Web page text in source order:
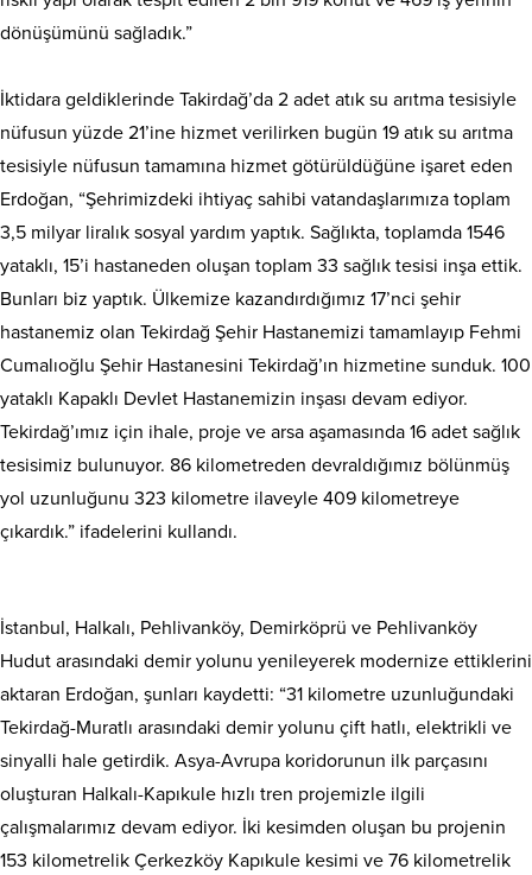
dönüşümünü sağladık.”
İktidara geldiklerinde Takirdağ’da 2 adet atık su arıtma tesisiyle
nüfusun yüzde 21’ine hizmet verilirken bugün 19 atık su arıtma
tesisiyle nüfusun tamamına hizmet götürüldüğüne işaret eden
Erdoğan, “Şehrimizdeki ihtiyaç sahibi vatandaşlarımıza toplam
3,5 milyar liralık sosyal yardım yaptık. Sağlıkta, toplamda 1546
yataklı, 15’i hastaneden oluşan toplam 33 sağlık tesisi inşa ettik.
Bunları biz yaptık. Ülkemize kazandırdığımız 17’nci şehir
hastanemiz olan Tekirdağ Şehir Hastanemizi tamamlayıp Fehmi
Cumalıoğlu Şehir Hastanesini Tekirdağ’ın hizmetine sunduk. 100
yataklı Kapaklı Devlet Hastanemizin inşası devam ediyor.
Tekirdağ’ımız için ihale, proje ve arsa aşamasında 16 adet sağlık
tesisimiz bulunuyor. 86 kilometreden devraldığımız bölünmüş
yol uzunluğunu 323 kilometre ilaveyle 409 kilometreye
çıkardık.” ifadelerini kullandı.
İstanbul, Halkalı, Pehlivanköy, Demirköprü ve Pehlivanköy
Hudut arasındaki demir yolunu yenileyerek modernize ettiklerini
aktaran Erdoğan, şunları kaydetti: “31 kilometre uzunluğundaki
Tekirdağ-Muratlı arasındaki demir yolunu çift hatlı, elektrikli ve
sinyalli hale getirdik. Asya-Avrupa koridorunun ilk parçasını
oluşturan Halkalı-Kapıkule hızlı tren projemizle ilgili
çalışmalarımız devam ediyor. İki kesimden oluşan bu projenin
153 kilometrelik Çerkezköy Kapıkule kesimi ve 76 kilometrelik